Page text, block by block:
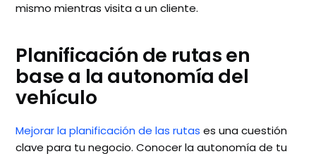
mismo mientras visita a un cliente.
Planificación de rutas en
base a la autonomía del
vehículo
Mejorar la planificación de las rutas es una cuestión
clave para tu negocio. Conocer la autonomía de tu